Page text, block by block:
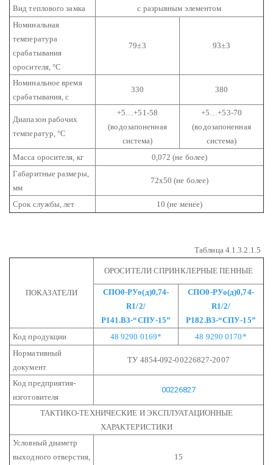
Вид теплового замка
с разрывным элементом
Номинальная
температура
срабатывания
оросителя, °С
79±3 93±3
Номинальное время
срабатывания, с
330 380
Диапазон рабочих
температур, °С
+5…+51-58
(водозапоненная
система)
+5…+53-70
(водозапоненная
система)
Масса оросителя, кг
0,072 (не более)
Габаритные размеры,
мм
72х50 (не более)
Срок службы, лет 10 (не менее)
Таблица 4.1.3.2.1.5
ПОКАЗАТЕЛИ
ОРОСИТЕЛИ СПРИНКЛЕРНЫЕ ПЕННЫЕ
СПО0-РУо(д)0,74-
R1/2/
Р141.В3-“СПУ-15”
СПО0-РУо(д)0,74-
R1/2/
Р182.В3-“СПУ-15”
Код продукции
48 9290 0169*
48 9290 0170*
Нормативный
документ
ТУ 4854-092-00226827-2007
Код предприятия-
изготовителя
00226827
ТАКТИКО-ТЕХНИЧЕСКИЕ И ЭКСПЛУАТАЦИОННЫЕ
ХАРАКТЕРИСТИКИ
Условный диаметр
выходного отверстия,
15